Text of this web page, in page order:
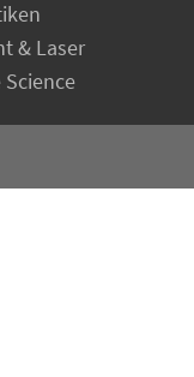
& Laser
Science